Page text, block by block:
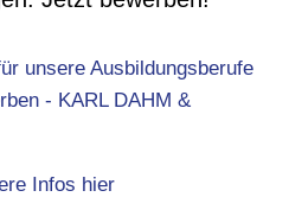
Infos hier